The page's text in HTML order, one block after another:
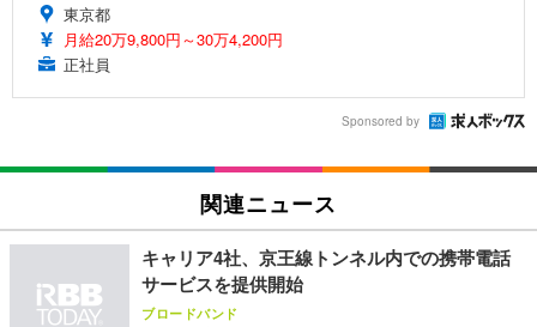
東京都
月給20万9,800円～30万4,200円
正社員
Sponsored by
関連ニュース
キャリア4社、京王線トンネル内での携帯電話
サービスを提供開始
ブロードバンド